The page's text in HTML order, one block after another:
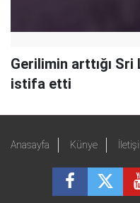
Gerilimin arttığı
istifa etti
Anasayfa Künye